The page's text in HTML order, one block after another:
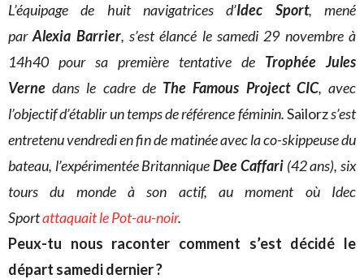
L’équipage de huit navigatrices d’Idec Sport, mené
parAlexia Barrier, s’est élancé le samedi 29 novembre à
14h40 pour sa première tentative de Trophée Jules
Verne dans le cadre de The Famous Project CIC, avec
l’objectif d’établir un temps de référence féminin.Sailorzs’est
entretenu vendredi en fin de matinée avec la co-skippeuse du
bateau, l’expérimentée BritanniqueDee Caffari(42 ans), six
tours du monde à son actif, au moment où Idec
Sportattaquait le Pot-au-noir.
Peux-tu nous raconter comment s’est décidé le
départ samedi dernier ?